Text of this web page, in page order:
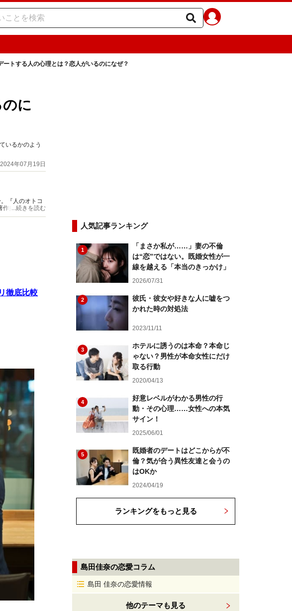
ートする人の心理とは？恋人がいるのになぜ？
に
いるかのよう
年07月19日
『人のオトコ
作多数。Web、
...続きを読む
徹底比較
人気記事ランキング
1
「まさか私が……」妻の不倫
は“恋”ではない。既婚女性が一
線を越える「本当のきっかけ」
2026/07/31
2
彼氏・彼女や好きな人に嘘をつ
かれた時の対処法
2023/11/11
3
ホテルに誘うのは本命？本命じ
ゃない？男性が本命女性にだけ
取る行動
2020/04/13
4
好意レベルがわかる男性の行
動・その心理……女性への本気
サイン！
2025/06/01
5
既婚者のデートはどこからが不
倫？気が合う異性友達と会うの
はOKか
2024/04/19
ランキングをもっと見る
島田佳奈の恋愛コラム
島田 佳奈の恋愛情報
他のテーマも見る